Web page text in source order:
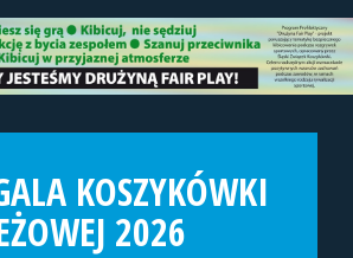
KOSZYKÓWKI
2026